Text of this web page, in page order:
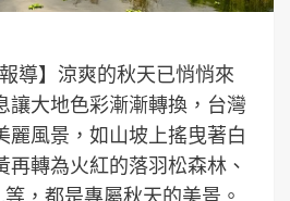
導】涼爽的秋天已悄悄來
讓大地色彩漸漸轉換，台灣
麗風景，如山坡上搖曳著白
再轉為火紅的落羽松森林、
，都是專屬秋天的美景。